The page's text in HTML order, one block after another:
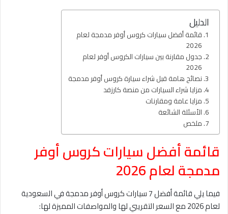
الدليل
قائمة أفضل سيارات كروس أوفر مدمجة لعام
2026
جدول مقارنة بين سيارات الكروس أوفر لعام
2026
نصائح هامة قبل شراء سيارة كروس أوفر مدمجة
مزايا شراء السيارات من منصة كارزفد
مزايا عامة ومقارنات
الأسئلة الشائعة
ملخص
قائمة أفضل سيارات كروس أوفر
مدمجة لعام 2026
فيما يلي قائمة أفضل 7 سيارات كروس أوفر مدمجة في السعودية
لعام 2026 مع السعر التقريبي لها والمواصفات المميزة لها: